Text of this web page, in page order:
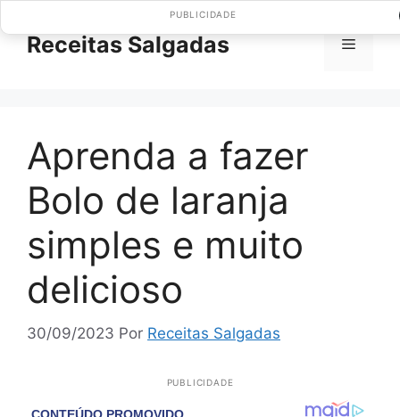
paraReceitas Salgadas Menu
Aprenda a fazer
Bolo de laranja
simples e muito
delicioso
30/09/2023 Por Receitas Salgadas
PUBLICIDADE
PUBLICIDADE